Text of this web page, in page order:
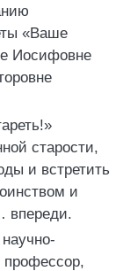
«Ваше
Иосифовне
старости,
и встретить
и
впереди.
профессор,